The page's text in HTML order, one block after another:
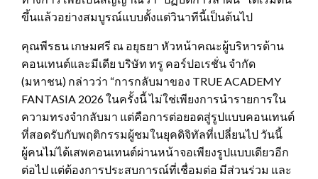
ขึ้นแล้วอย่างสมบูรณ์แบบตั้งแต่วินาทีนี้เป็นต้นไป
คุณพีรธน เกษมศรี ณ อยุธยา หัวหน้าคณะผู้บริหารด้าน
คอนเทนต์และมีเดีย บริษัท ทรู คอร์ปอเรชั่น จำกัด
(มหาชน) กล่าวว่า “การกลับมาของ TRUE ACADEMY
FANTASIA 2026 ในครั้งนี้ ไม่ใช่เพียงการนำรายการใน
ความทรงจำกลับมา แต่คือการต่อยอดสู่รูปแบบคอนเทนต์
ที่สอดรับกับพฤติกรรมผู้ชมในยุคดิจิทัลที่เปลี่ยนไป วันนี้
ผู้คนไม่ได้เสพคอนเทนต์ผ่านหน้าจอเพียงรูปแบบเดียวอีก
ต่อไป แต่ต้องการประสบการณ์ที่เชื่อมต่อ มีส่วนร่วม และ